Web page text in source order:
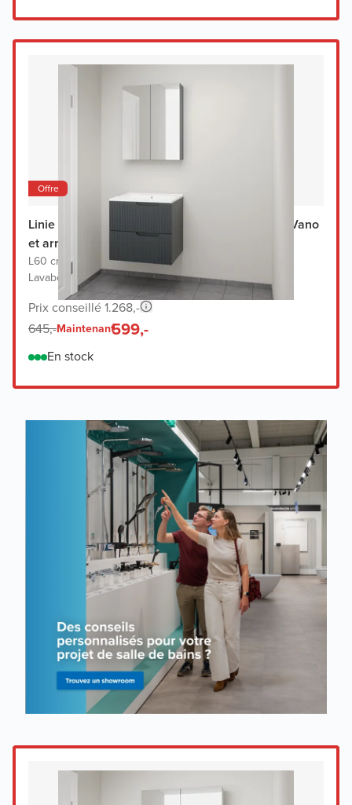
Offre
Linie Ribbo meuble salle de bains avec lavabo Vano
et armoir de toilette
L60 cm x P46 cm|Meuble sous-lavabo bleu anthracite
Lavabo blanc
Prix conseillé 1.268,-
645,-Maintenant599,-
En stock